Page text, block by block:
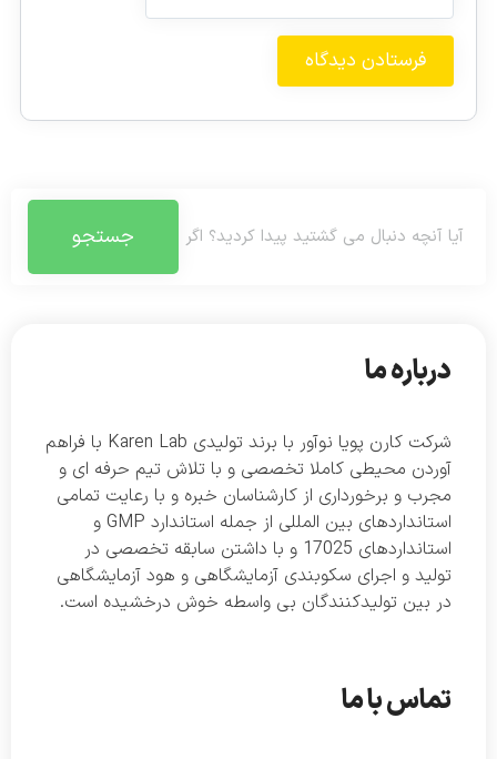
جستجو
تماس با ما
درباره ما
شرکت کارن پویا نوآور با برند تولیدی Karen Lab با فراهم
آوردن محیطی کاملا تخصصی و با تلاش تیم حرفه ای و
مجرب و برخورداری از کارشناسان خبره و با رعایت تمامی
استانداردهای بین المللی از جمله استاندارد GMP و
استانداردهای 17025 و با داشتن سابقه تخصصی در
تولید و اجرای سکوبندی آزمایشگاهی و هود آزمایشگاهی
در بین تولیدکنندگان بی واسطه خوش درخشیده است.